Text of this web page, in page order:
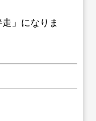
」になりま